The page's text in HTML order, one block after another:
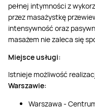
pełnej intymności z
przez masażystkę
intensywność oraz
masażem nie zaleca się
Miejsce usługi:
Istnieje możliwość
Warszawie:
Warszawa -